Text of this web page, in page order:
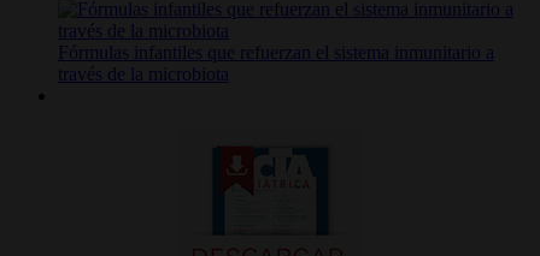
Fórmulas infantiles que refuerzan el sistema inmunitario a
través de la microbiota